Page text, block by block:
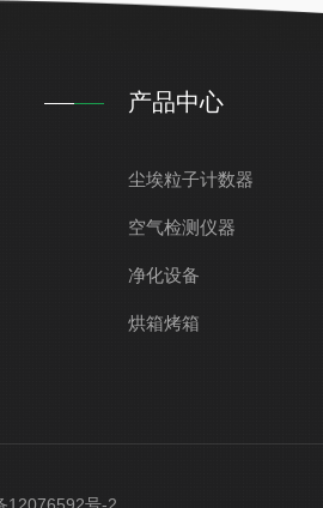
产品中心
尘埃粒子计数器
空气检测仪器
净化设备
烘箱烤箱